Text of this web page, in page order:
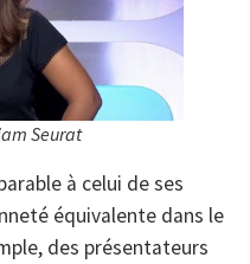
Seurat
à celui de ses
équivalente dans le
des présentateurs